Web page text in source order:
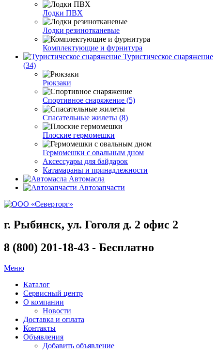
Лодки ПВХ
Лодки резинотканевые
Комплектующие и фурнитура
Туристическое снаряжение
(34)
Рюкзаки
Спортивное снаряжение (5)
Спасательные жилеты (8)
Плоские гермомешки
Гермомешки с овальным дном
Аксессуары для байдарок
Катамараны и принадлежности
Автомасла
Автозапчасти
г. Рыбинск, ул. Гоголя д. 2 офис 2
8 (800) 201-18-43 - Бесплатно
Меню
Каталог
Сервисный центр
О компании
Новости
Доставка и оплата
Контакты
Объявления
Добавить объявление